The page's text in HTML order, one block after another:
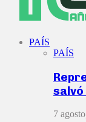
PAÍS
PAÍS
7